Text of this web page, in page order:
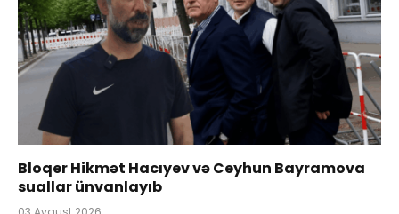
Bloqer Hikmət Hacıyev və Ceyhun Bayramova
suallar ünvanlayıb